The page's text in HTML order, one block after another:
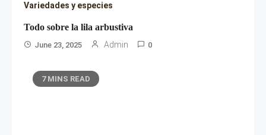
Variedades y especies
Todo sobre la lila arbustiva
June 23, 2025 Admin 0
7 MINS READ